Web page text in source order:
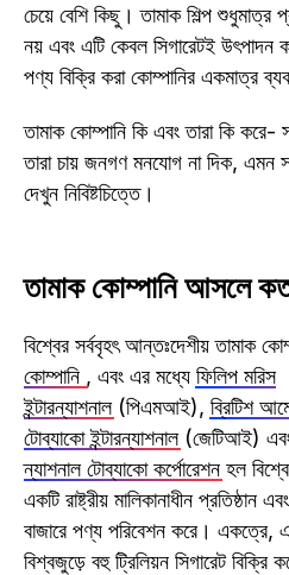
চেয়ে বেশি কিছু। তামাক শিল্প শুধুমাত্র
নয় এবং এটি কেবল সিগারেটই উৎপাদন
পণ্য বিক্রি করা কোম্পানির একমাত্র
তামাক কোম্পানি কি এবং তারা কি
তারা চায় জনগণ মনযোগ না দিক, এমন
দেখুন নিবিষ্টচিত্তে।
তামাক কোম্পানি আসলে
বিশ্বের সর্ববৃহৎ আন্তঃদেশীয় তামাক
কোম্পানি , এবং এর মধ্যে ফিলিপ মরিস
ইন্টারন্যাশনাল(পিএমআই), ব্রিটিশ
টোব্যাকো ইন্টারন্যাশনাল(জেটিআই)
ন্যাশনাল টোব্যাকো কর্পোরেশন হল
একটি রাষ্ট্রীয় মালিকানাধীন
বাজারে পণ্য পরিবেশন করে। একত্রে,
বিশ্বজুড়ে বহু ট্রিলিয়ন সিগারেট বিক্রি